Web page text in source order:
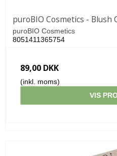
puroBIO Cosmetics - Blush
puroBIO Cosmetics
8051411365754
89,00 DKK
(inkl. moms)
VIS